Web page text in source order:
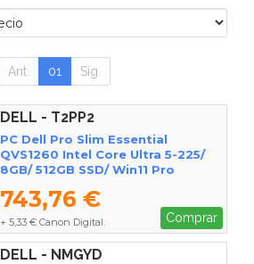
Ant. 01 Sig.
DELL - T2PP2
PC Dell Pro Slim Essential
QVS1260 Intel Core Ultra 5-225/
8GB/ 512GB SSD/ Win11 Pro
743,76 €
+ 5,33 € Canon Digital. Comprar
DELL - NMGYD